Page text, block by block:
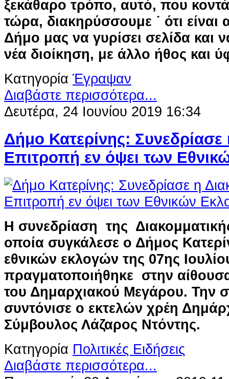
ξεκάθαρο τρόπο, αυτό, που
τώρα, διακηρύσσουμε ˙ ότι είναι
Δήμο μας να γυρίσει σελίδα και
νέα διοίκηση, με άλλο ήθος και
Κατηγορία Έγραψαν
Διαβάστε περισσότερα...
Δευτέρα, 24 Ιουνίου 2019 16:34
Δήμο Κατερίνης: Συνεδρίασε
Επιτροπή εν όψει των
Η συνεδρίαση της
οποία συγκάλεσε ο Δήμος
εθνικών εκλογών της 07ης
πραγματοποιήθηκε στην
του Δημαρχιακού Μεγάρου. Την
συντόνισε ο εκτελών χρέη
Σύμβουλος Λάζαρος Ντόντης.
Κατηγορία Πολιτικές Ειδήσεις
Διαβάστε περισσότερα...